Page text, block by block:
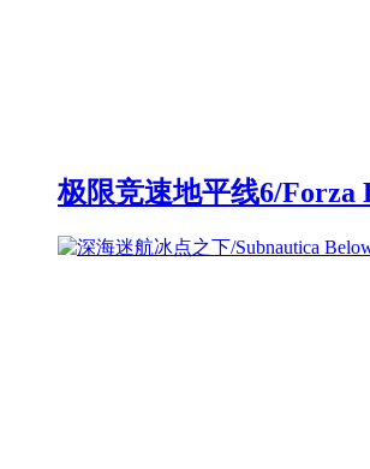
极限竞速地平线6/Forza